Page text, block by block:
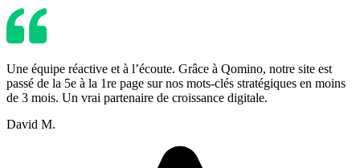
Une équipe réactive et à l’écoute. Grâce à Qomino, notre site est
passé de la 5e à la 1re page sur nos mots-clés stratégiques en moins
de 3 mois. Un vrai partenaire de croissance digitale.
David M.